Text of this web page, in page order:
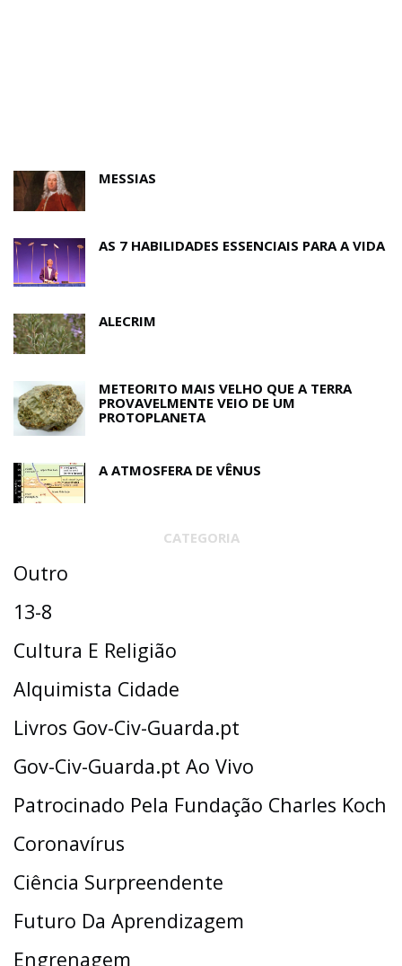
MESSIAS
AS 7 HABILIDADES ESSENCIAIS PARA A VIDA
ALECRIM
METEORITO MAIS VELHO QUE A TERRA
PROVAVELMENTE VEIO DE UM
PROTOPLANETA
A ATMOSFERA DE VÊNUS
CATEGORIA
Outro
13-8
Cultura E Religião
Alquimista Cidade
Livros Gov-Civ-Guarda.pt
Gov-Civ-Guarda.pt Ao Vivo
Patrocinado Pela Fundação Charles Koch
Coronavírus
Ciência Surpreendente
Futuro Da Aprendizagem
Engrenagem